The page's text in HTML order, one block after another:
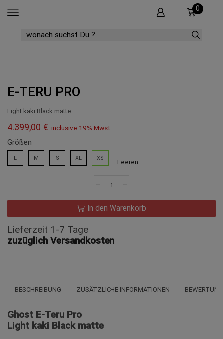
0
E-TERU PRO
Light kaki Black matte
4.399,00 € inclusive 19% Mwst
Größen
L M S XL XS
Leeren
Menge
In den Warenkorb
Lieferzeit 1-7 Tage
zuzüglich Versandkosten
BESCHREIBUNG ZUSÄTZLICHE INFORMATIONEN
Ghost E-Teru Pro
Light kaki Black matte